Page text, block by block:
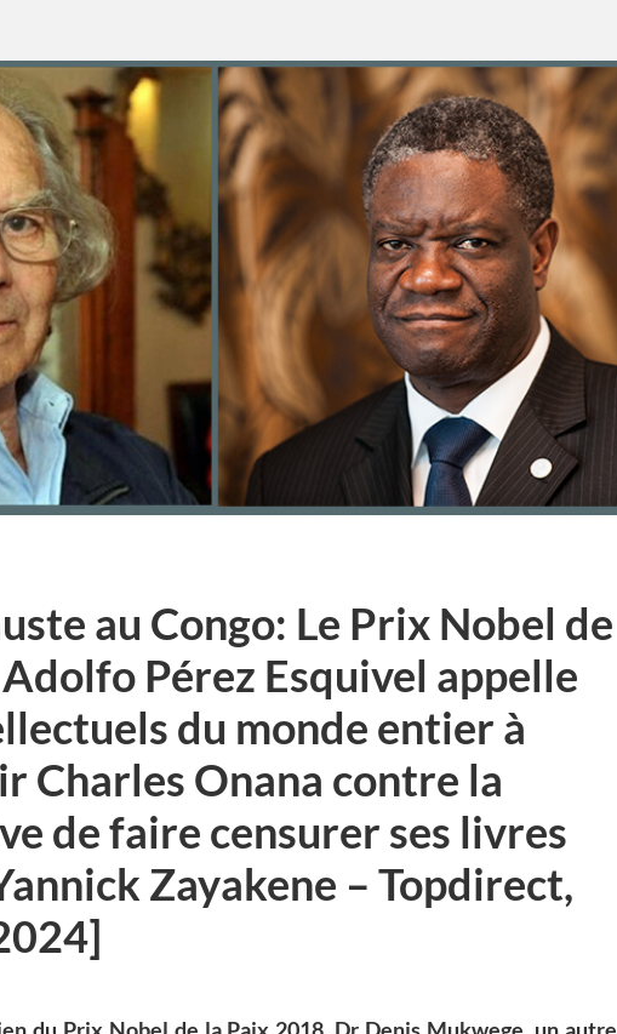
au Congo: Le Prix Nobel de
Pérez Esquivel appelle
du monde entier à
Charles Onana contre la
de faire censurer ses livres
Zayakene – Topdirect,